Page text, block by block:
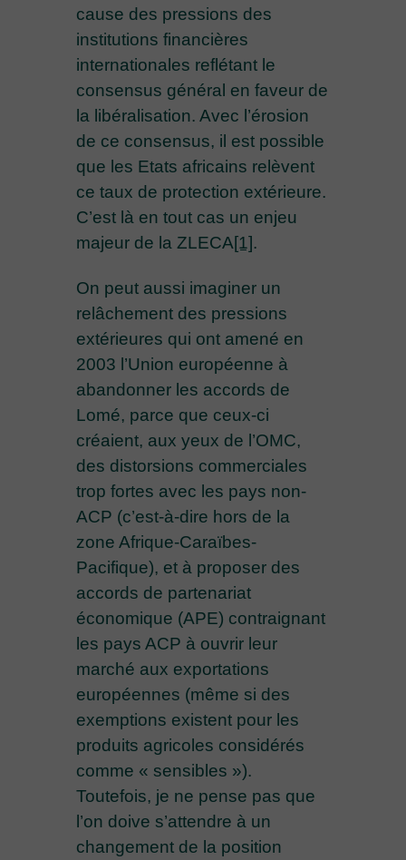
cause des pressions des
institutions financières
internationales reflétant le
consensus général en faveur de
la libéralisation. Avec l’érosion
de ce consensus, il est possible
que les Etats africains relèvent
ce taux de protection extérieure.
C’est là en tout cas un enjeu
majeur de la ZLECA[1].
On peut aussi imaginer un
relâchement des pressions
extérieures qui ont amené en
2003 l’Union européenne à
abandonner les accords de
Lomé, parce que ceux-ci
créaient, aux yeux de l’OMC,
des distorsions commerciales
trop fortes avec les pays non-
ACP (c’est-à-dire hors de la
zone Afrique-Caraïbes-
Pacifique), et à proposer des
accords de partenariat
économique (APE) contraignant
les pays ACP à ouvrir leur
marché aux exportations
européennes (même si des
exemptions existent pour les
produits agricoles considérés
comme « sensibles »).
Toutefois, je ne pense pas que
l’on doive s’attendre à un
changement de la position